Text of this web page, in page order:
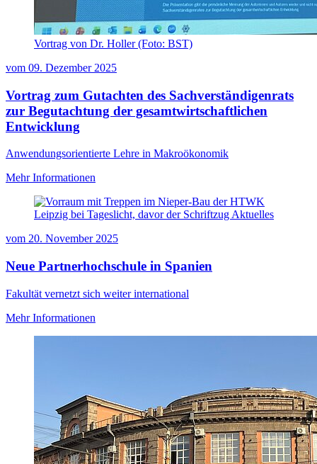
Vortrag von Dr. Holler (Foto: BST)
vom 09. Dezember 2025
Vortrag zum Gutachten des Sachverständigenrats
zur Begutachtung der gesamtwirtschaftlichen
Entwicklung
Anwendungsorientierte Lehre in Makroökonomik
Mehr Informationen
vom 20. November 2025
Neue Partnerhochschule in Spanien
Fakultät vernetzt sich weiter international
Mehr Informationen